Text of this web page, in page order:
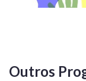
Outros